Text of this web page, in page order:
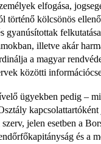
elfogása,
történő kölcsönös
gyanúsítottak
illetve akár
a magyar
közötti
ügyekben pedig –
kapcsolattartóként
jelen esetben a
és a